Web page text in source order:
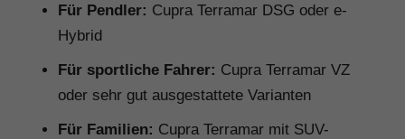
Für Pendler: Cupra Terramar DSG oder e-
Hybrid
Für sportliche Fahrer: Cupra Terramar VZ
oder sehr gut ausgestattete Varianten
Für Familien: Cupra Terramar mit SUV-